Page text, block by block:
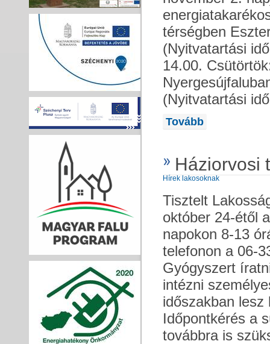
térségben
(Nyitvatartási
14.00.
(Nyitvatartási
Tovább
Háziorvosi
Hírek lakosoknak
Tisztelt
október 24-étől
napokon 8-13
telefonon a 06-
Gyógyszert
intézni
időszakban
Időpontkérés a
továbbra is